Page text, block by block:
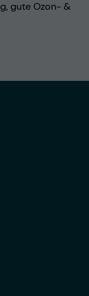
gute Ozon- &